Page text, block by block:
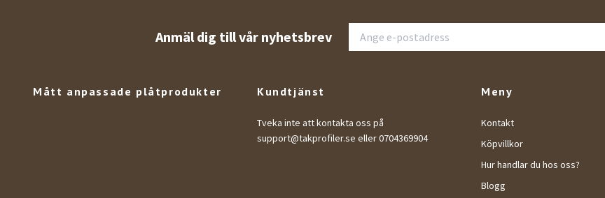
Anmäl dig till vår nyhetsbrev
Mått anpassade plåtprodukter Kundtjänst
Tveka inte att kontakta oss på
support@takprofiler.se eller 0704369904
Meny
Kontakt
Köpvillkor
Hur handlar du hos oss?
Blogg